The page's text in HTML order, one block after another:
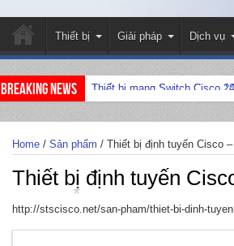
Thiết bị Giải pháp Dịch vụ
Breaking News Thiết bị mạng Switch Cisco
Thiết bị mạng Switch Cisco
Home/ Sản phẩm / Thiết bị định tuyến Cisco
Thiết bị định tuyến
http://stscisco.net/san-pham/thiet-bi-dinh-
*